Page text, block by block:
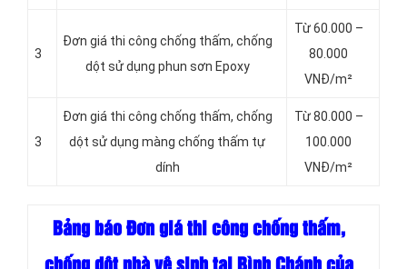
3
Đơn giá thi công chống thấm, chống
dột sử dụng phun sơn Epoxy
Từ 60.000 –
80.000
VNĐ/m²
3
Đơn giá thi công chống thấm, chống
dột sử dụng màng chống thấm tự
dính
Từ 80.000 –
100.000
VNĐ/m²
Bảng báo Đơn giá thi công chống thấm,
chống dột nhà vệ sinh tại Bình Chánh của